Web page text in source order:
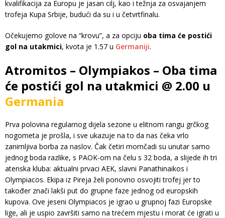
kvalifikacija za Europu je jasan cilj, kao i težnja za osvajanjem
trofeja Kupa Srbije, budući da su i u četvrtfinalu.
Očekujemo golove na “krovu”, a za opciju oba tima će postići
gol na utakmici, kvota je 1.57 u Germaniji.
Atromitos – Olympiakos – Oba tima
će postići gol na utakmici @ 2.00 u
Germania
Prva polovina regularnog dijela sezone u elitnom rangu grčkog
nogometa je prošla, i sve ukazuje na to da nas čeka vrlo
zanimljiva borba za naslov. Čak četiri momčadi su unutar samo
jednog boda razlike, s PAOK-om na čelu s 32 boda, a slijede ih tri
atenska kluba: aktualni prvaci AEK, slavni Panathinaikos i
Olympiacos. Ekipa iz Pireja želi ponovno osvojiti trofej jer to
također znači lakši put do grupne faze jednog od europskih
kupova. Ove jeseni Olympiacos je igrao u grupnoj fazi Europske
lige, ali je uspio završiti samo na trećem mjestu i morat će igrati u